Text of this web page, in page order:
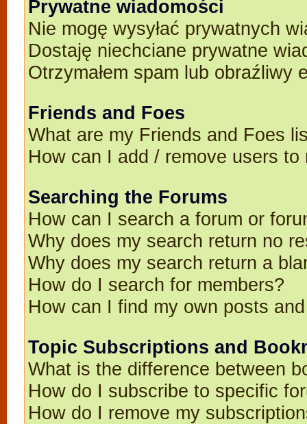
Prywatne wiadomości
Nie mogę wysyłać prywatnych
Dostaję niechciane prywatne
Otrzymałem spam lub obraźliwy
Friends and Foes
What are my Friends and Foes
How can I add / remove users
Searching the Forums
How can I search a forum or
Why does my search return no
Why does my search return a
How do I search for members?
How can I find my own posts
Topic Subscriptions and
What is the difference between
How do I subscribe to specific
How do I remove my